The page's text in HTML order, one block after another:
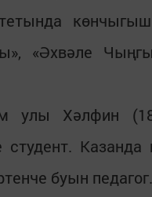
«Әхвәле
улы Хәлфин
студент.
буын педагог.